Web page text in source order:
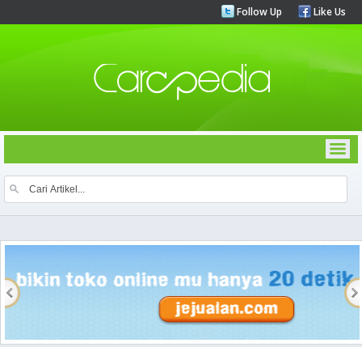
Follow Up Like Us